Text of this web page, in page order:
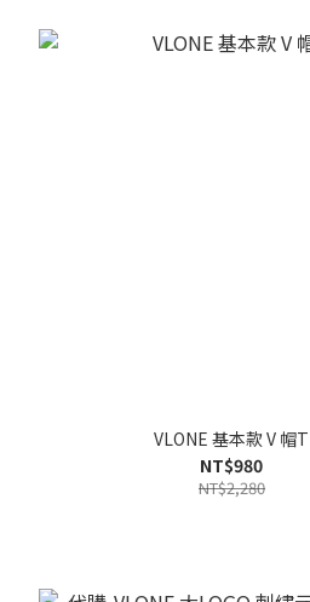
VLONE 基本款 V 帽T
NT$980
NT$2,280